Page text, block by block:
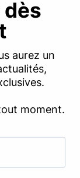
il doit
une
des
Il doit
le gros